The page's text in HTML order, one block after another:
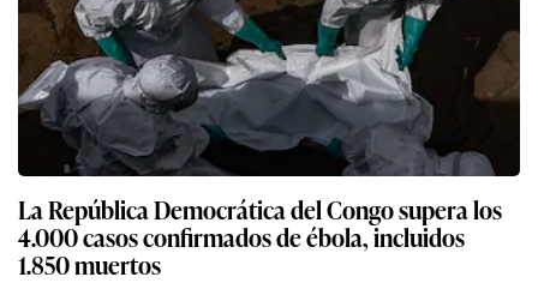
La República Democrática del Congo supera los
4.000 casos confirmados de ébola, incluidos
1.850 muertos